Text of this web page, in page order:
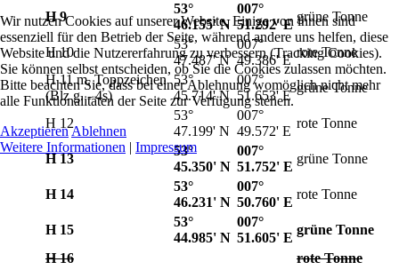
H 9
53°
46.155' N
007°
51.292' E
grüne Tonne
H 10
53°
47.487' N
007°
49.386' E
rote Tonne
H 11 m. Toppzeichen
(Blz g. - 4s)
53°
45.714' N
007°
51.653' E
grüne Tonne
H 12
53°
47.199' N
007°
49.572' E
rote Tonne
H 13
53°
45.350' N
007°
51.752' E
grüne Tonne
H 14
53°
46.231' N
007°
50.760' E
rote Tonne
H 15
53°
44.985' N
007°
51.605' E
grüne Tonne
H 16
rote Tonne
Wir nutzen Cookies auf unserer Website. Einige von ihnen sind
essenziell für den Betrieb der Seite, während andere uns helfen, diese
Website und die Nutzererfahrung zu verbessern (Tracking Cookies).
Sie können selbst entscheiden, ob Sie die Cookies zulassen möchten.
Bitte beachten Sie, dass bei einer Ablehnung womöglich nicht mehr
alle Funktionalitäten der Seite zur Verfügung stehen.
AkzeptierenAblehnen
Weitere Informationen | Impressum